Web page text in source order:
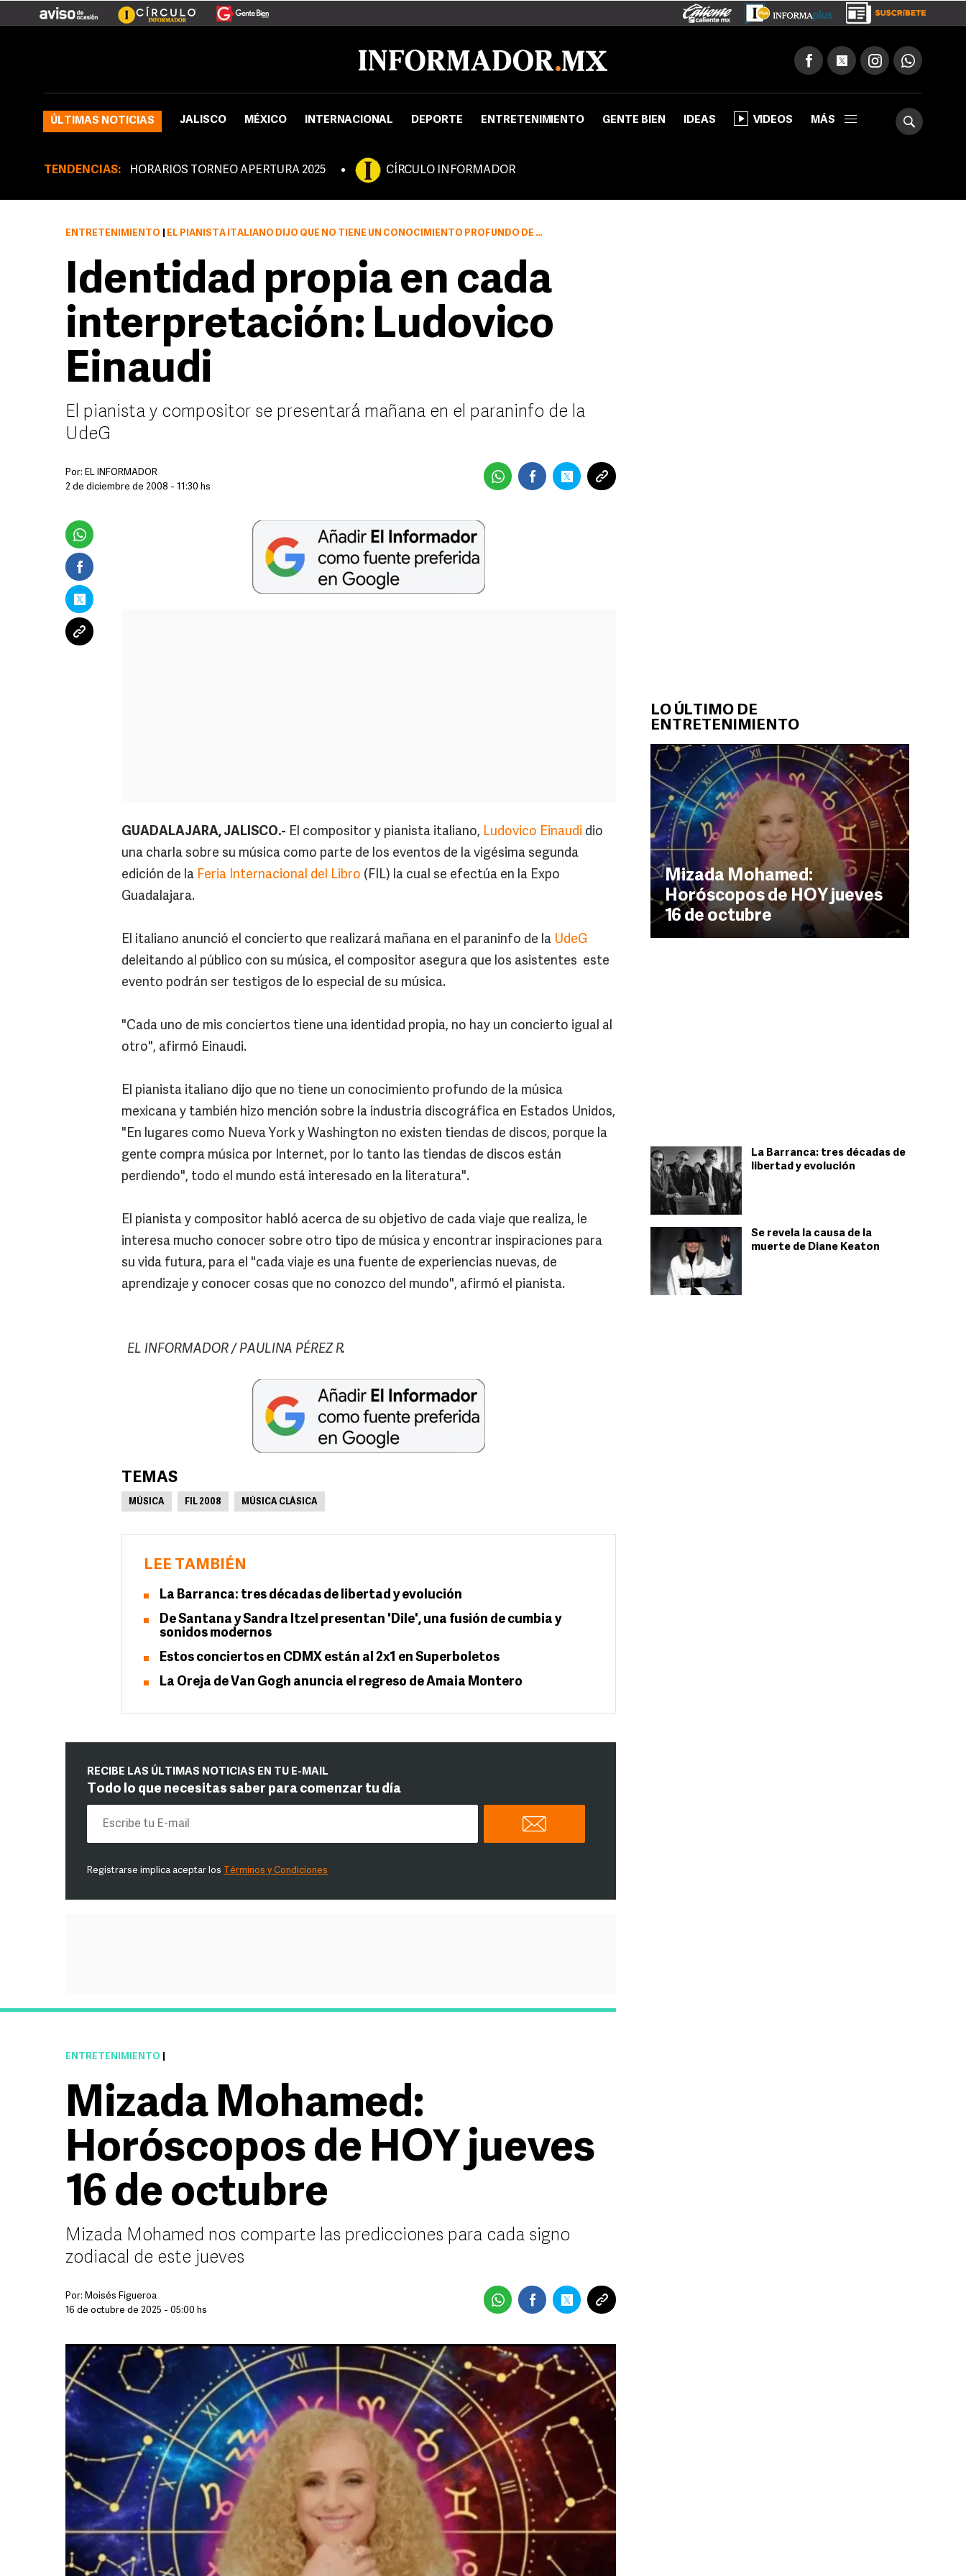
ÚLTIMAS NOTICIAS JALISCO MÉXICO INTERNACIONAL DEPORTE ENTRETENIMIENTO GENTE BIEN IDEAS VIDEOS MÁS
TENDENCIAS: HORARIOS TORNEO APERTURA 2025 CÍRCULO INFORMADOR
LO ÚLTIMO DE
ENTRETENIMIENTO
Mizada Mohamed:
Horóscopos de HOY jueves
16 de octubre
La Barranca: tres décadas de
libertad y evolución
Se revela la causa de la
muerte de Diane Keaton
ENTRETENIMIENTO EL PIANISTA ITALIANO DIJO QUE NO TIENE UN CONOCIMIENTO PROFUNDO DE LA MÚSICA MEXICANA
Identidad propia en cada
interpretación: Ludovico
Einaudi
El pianista y compositor se presentará mañana en el paraninfo de la
UdeG
Por: EL INFORMADOR
2 de diciembre de 2008 - 11:30 hs
GUADALAJARA, JALISCO.- El compositor y pianista italiano, Ludovico Einaudi dio
una charla sobre su música como parte de los eventos de la vigésima segunda
edición de la Feria Internacional del Libro (FIL) la cual se efectúa en la Expo
Guadalajara.
El italiano anunció el concierto que realizará mañana en el paraninfo de la UdeG
deleitando al público con su música, el compositor asegura que los asistentes este
evento podrán ser testigos de lo especial de su música.
"Cada uno de mis conciertos tiene una identidad propia, no hay un concierto igual al
otro", afirmó Einaudi.
El pianista italiano dijo que no tiene un conocimiento profundo de la música
mexicana y también hizo mención sobre la industria discográfica en Estados Unidos,
"En lugares como Nueva York y Washington no existen tiendas de discos, porque la
gente compra música por Internet, por lo tanto las tiendas de discos están
perdiendo", todo el mundo está interesado en la literatura".
El pianista y compositor habló acerca de su objetivo de cada viaje que realiza, le
interesa mucho conocer sobre otro tipo de música y encontrar inspiraciones para
su vida futura, para el "cada viaje es una fuente de experiencias nuevas, de
aprendizaje y conocer cosas que no conozco del mundo", afirmó el pianista.
EL INFORMADOR / PAULINA PÉREZ R.
TEMAS
MÚSICA FIL 2008 MÚSICA CLÁSICA
LEE TAMBIÉN
La Barranca: tres décadas de libertad y evolución
De Santana y Sandra Itzel presentan 'Dile', una fusión de cumbia y
sonidos modernos
Estos conciertos en CDMX están al 2x1 en Superboletos
La Oreja de Van Gogh anuncia el regreso de Amaia Montero
RECIBE LAS ÚLTIMAS NOTICIAS EN TU E-MAIL
Todo lo que necesitas saber para comenzar tu día
Registrarse implica aceptar los Términos y Condiciones
ENTRETENIMIENTO
Mizada Mohamed:
Horóscopos de HOY jueves
16 de octubre
Mizada Mohamed nos comparte las predicciones para cada signo
zodiacal de este jueves
Por: Moisés Figueroa
16 de octubre de 2025 - 05:00 hs